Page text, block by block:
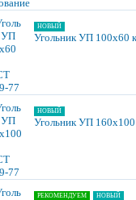
НОВЫЙ
Угольник УП 100х60
НОВЫЙ
Угольник УП
РЕКОМЕНДУЕМ НОВЫЙ